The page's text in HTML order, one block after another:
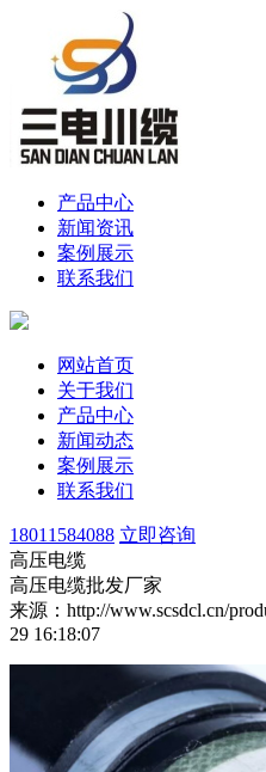
产品中心
新闻资讯
案例展示
联系我们
网站首页
关于我们
产品中心
新闻动态
案例展示
联系我们
18011584088 立即咨询
高压电缆
高压电缆批发厂家
来源：http://www.scsdcl.cn/
29 16:18:07